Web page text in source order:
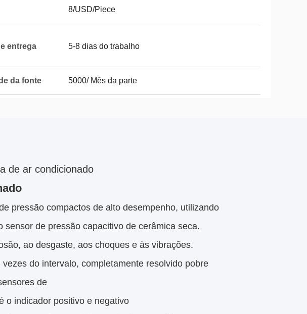
8/USD/Piece
entrega 5-8 dias do trabalho
da fonte 5000/ Mês da parte
de ar condicionado
pressão compactos de alto desempenho, utilizando
de pressão capacitivo de cerâmica seca.
ao desgaste, aos choques e às vibrações.
do intervalo, completamente resolvido pobre
de
o indicador positivo e negativo